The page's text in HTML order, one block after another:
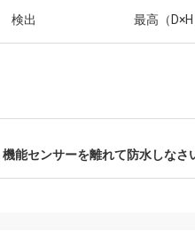
検出 最高（
機能センサーを離れて防水しなさ